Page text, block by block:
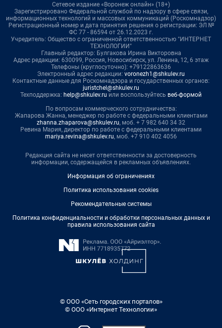
Сетевое издание «Воронеж онлайн» (18+)
Зарегистрировано Федеральной службой по надзору в сфере связи,
информационных технологий и массовых коммуникаций (Роскомнадзор)
Регистрационный номер и дата принятия решения о регистрации: ЭЛ №
ФС 77 - 86594 от 26.12.2023 г.
Учредитель: Общество с ограниченной ответственностью "ИНТЕРНЕТ
ТЕХНОЛОГИИ"
Главный редактор: Булгакова Ирина Викторовна
Адрес редакции: 630099, Россия, Новосибирск, ул. Ленина, 12, 6 этаж
Телефоны (круглосуточно): +79122863636
Электронный адрес редакции: voronezh1@shkulev.ru
Контактные данные для Роскомнадзора и государственных органов:
juristchel@shkulev.ru
Техподдержка: help@shkulev.ru или воспользуйтесь веб-формой
По вопросам коммерческого сотрудничества:
Жапарова Жанна, менеджер по работе с федеральными клиентами
zhanna.zhaparova@shkulev.ru, моб. + 7 982 640 34 32
Ревина Мария, директор по работе с федеральными клиентами
mariya.revina@shkulev.ru, моб. +7 910 402 4056
Редакция сайта не несет ответственности за достоверность
информации, содержащейся в рекламных объявлениях.
Информация об ограничениях
Политика использования cookies
Рекомендательные системы
Политика конфиденциальности и обработки персональных данных и
правила использования сайта
© ООО «Сеть городских порталов»
© ООО «Интернет Технологии»